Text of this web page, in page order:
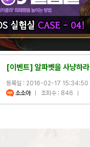
[이벤트] 알파벳을 사냥하라
등록일 : 2016-02-17 15:34:50
소소아
조회수 : 846